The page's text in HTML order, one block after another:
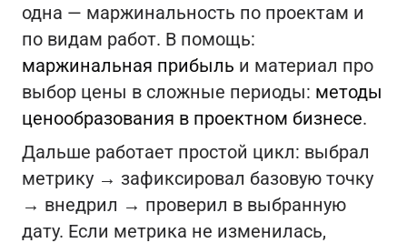
одна — маржинальность по проектам и
по видам работ. В помощь:
маржинальная прибыль и материал про
выбор цены в сложные периоды: методы
ценообразования в проектном бизнесе.
Дальше работает простой цикл: выбрал
метрику → зафиксировал базовую точку
→ внедрил → проверил в выбранную
дату. Если метрика не изменилась,